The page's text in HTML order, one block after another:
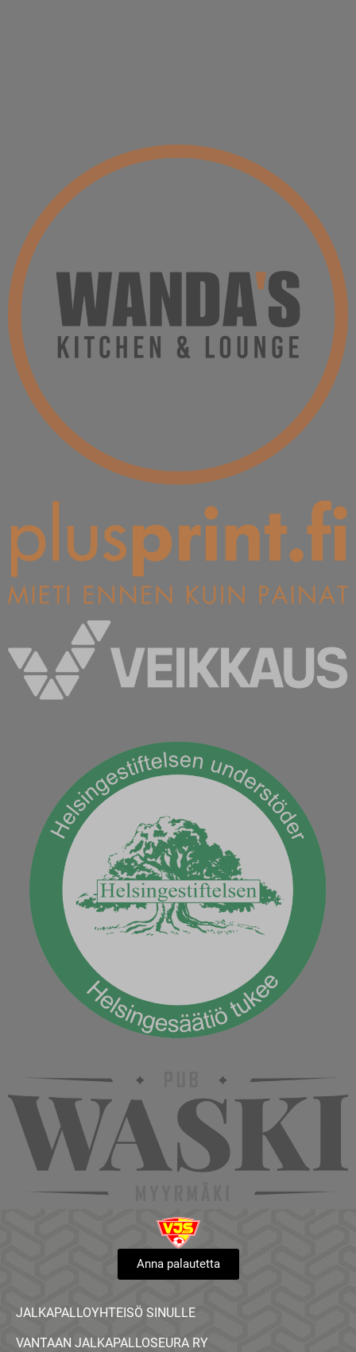
Anna palautetta
JALKAPALLOYHTEISÖ SINULLE
VANTAAN JALKAPALLOSEURA RY